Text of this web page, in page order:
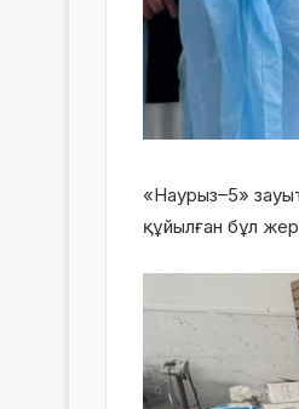
«Наурыз–5»
құйылған бұл